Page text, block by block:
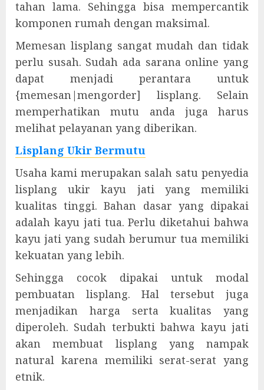
tahan lama. Sehingga bisa mempercantik
komponen rumah dengan maksimal.
Memesan lisplang sangat mudah dan tidak
perlu susah. Sudah ada sarana online yang
dapat menjadi perantara untuk
{memesan|mengorder] lisplang. Selain
memperhatikan mutu anda juga harus
melihat pelayanan yang diberikan.
Lisplang Ukir Bermutu
Usaha kami merupakan salah satu penyedia
lisplang ukir kayu jati yang memiliki
kualitas tinggi. Bahan dasar yang dipakai
adalah kayu jati tua. Perlu diketahui bahwa
kayu jati yang sudah berumur tua memiliki
kekuatan yang lebih.
Sehingga cocok dipakai untuk modal
pembuatan lisplang. Hal tersebut juga
menjadikan harga serta kualitas yang
diperoleh. Sudah terbukti bahwa kayu jati
akan membuat lisplang yang nampak
natural karena memiliki serat-serat yang
etnik.